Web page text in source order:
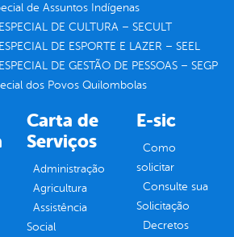
de Assuntos Indígenas
DE CULTURA – SECULT
DE ESPORTE E LAZER – SEEL
DE GESTÃO DE PESSOAS – SEGP
dos Povos Quilombolas
Carta de
Serviços
Administração
Agricultura
Assistência
Social
E-sic
Como
solicitar
Consulte sua
Solicitação
Decretos